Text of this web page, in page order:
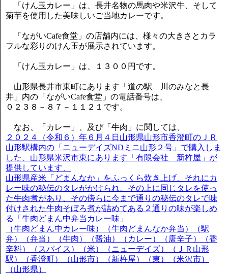
「けん玉カレー」は、長井名物の馬肉や米沢牛、そして
菊芋を使用した美味しいご当地カレーです。
「ながいCafe食堂」の店舗内には、様々の大きさとカラ
フルな彩りのけん玉が展示されています。
「けん玉カレー」は、１３００円です。
山形県長井市東町にあります「道の駅 川のみなと長
井」内の「ながいCafe食堂」の電話番号は、
０２３８－８７－１１２１です。
なお、「カレー」、及び「牛肉」に関しては、
２０２４（令和６）年６月４日山形県山形市香澄町のＪＲ
山形駅構内の「ニューデイズNDミニ山形２号」で購入しま
した、山形県米沢市東にあります「有限会社 新杵屋」が
提供しています、
山形県産米「どまんなか」をふっくら炊き上げ、それにカ
レー味の秘伝のタレがかけられ、その上に同じタレを使っ
た牛肉煮があり、その傍らに今まで通りの秘伝のタレで味
付けされた牛肉そぼろ煮が詰めてある２通りの味が楽しめ
る「牛肉どまん中弁当カレー味」
（牛肉どまん中カレー味）（牛肉どまんなか弁当）（駅
弁）（弁当）（牛肉）（醤油）（カレー）（唐辛子）（香
辛料）（スパイス）（米）（ニューデイズ）（ＪＲ山形
駅）（香澄町）（山形市）（新杵屋）（東）（米沢市）
（山形県）